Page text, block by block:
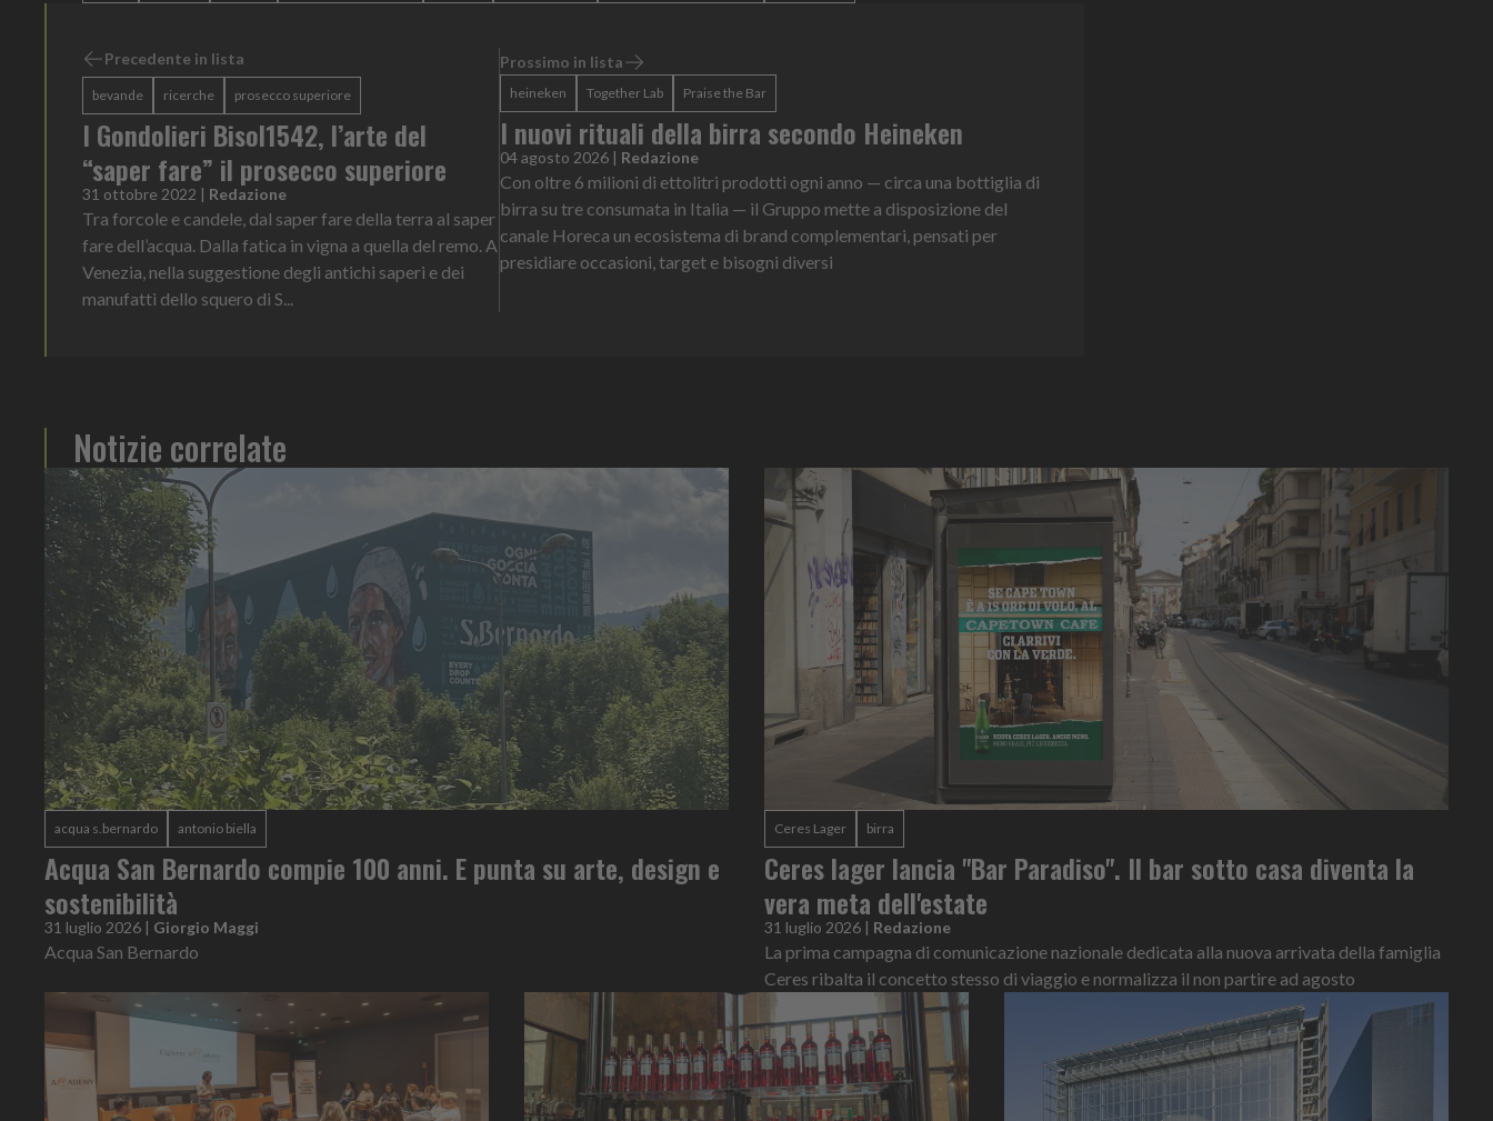
Precedente in lista
bevande ricerche prosecco superiore
I Gondolieri Bisol1542, l’arte del
“saper fare” il prosecco superiore
31 ottobre 2022 | Redazione
Tra forcole e candele, dal saper fare della terra al saper
fare dell’acqua. Dalla fatica in vigna a quella del remo. A
Venezia, nella suggestione degli antichi saperi e dei
manufatti dello squero di S...
Prossimo in lista
heineken Together Lab Praise the Bar
I nuovi rituali della birra secondo Heineken
04 agosto 2026 | Redazione
Con oltre 6 milioni di ettolitri prodotti ogni anno — circa una bottiglia di
birra su tre consumata in Italia — il Gruppo mette a disposizione del
canale Horeca un ecosistema di brand complementari, pensati per
presidiare occasioni, target e bisogni diversi
Notizie correlate
acqua s.bernardo antonio biella
Acqua San Bernardo compie 100 anni. E punta su arte, design e
sostenibilità
31 luglio 2026 | Giorgio Maggi
Acqua San Bernardo
Ceres Lager birra
Ceres lager lancia "Bar Paradiso". Il bar sotto casa diventa la
vera meta dell'estate
31 luglio 2026 | Redazione
La prima campagna di comunicazione nazionale dedicata alla nuova arrivata della famiglia
Ceres ribalta il concetto stesso di viaggio e normalizza il non partire ad agosto